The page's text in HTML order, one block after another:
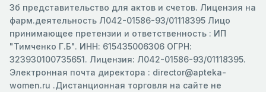
3б представительство для актов и счетов. Лицензия на
фарм.деятельность Л042-01586-93/01118395 Лицо
принимающее претензии и ответственность : ИП
"Тимченко Г.Б". ИНН: 615435006306 ОГРН:
323930100735651. Лицензия: Л042-01586-93/01118395.
Электронная почта директора : director@apteka-
women.ru .Дистанционная торговля на сайте не